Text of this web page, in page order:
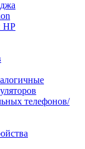
HP
телефонов/